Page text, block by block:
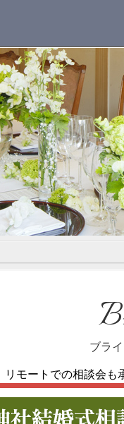
ブラ
リモートでの相談会も